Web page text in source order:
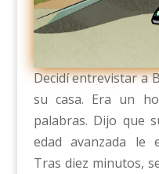
Decidí entrevistar a
su casa. Era un
palabras. Dijo que
edad avanzada le
Tras diez minutos,